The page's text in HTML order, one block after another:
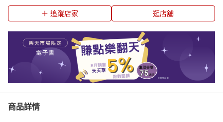
追蹤店家 逛店舖
商品詳情